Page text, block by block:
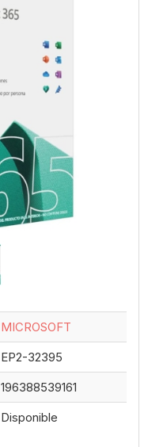
MICROSOFT
EP2-32395
196388539161
Disponible